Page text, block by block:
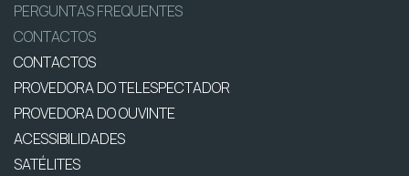
PERGUNTAS FREQUENTES
CONTACTOS
CONTACTOS
PROVEDORA DO TELESPECTADOR
PROVEDORA DO OUVINTE
ACESSIBILIDADES
SATÉLITES